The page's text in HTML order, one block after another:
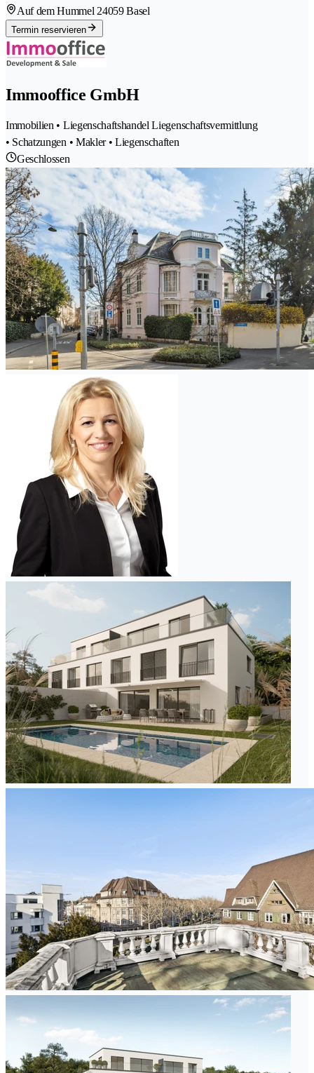
Auf dem Hummel 24059 Basel
Termin reservieren
Immooffice GmbH
Immobilien • Liegenschaftshandel Liegenschaftsvermittlung
• Schatzungen • Makler • Liegenschaften
Geschlossen